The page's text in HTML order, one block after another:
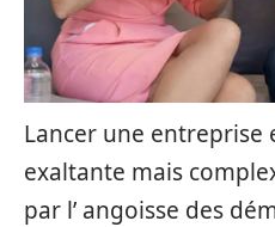
Lancer une entreprise
exaltante mais
par l’ angoisse des